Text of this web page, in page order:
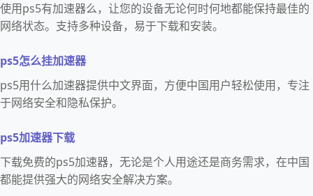
使用ps5有加速器么，让您的设备无论何时何地都能保持最佳的
网络状态。支持多种设备，易于下载和安装。
ps5怎么挂加速器
ps5用什么加速器提供中文界面，方便中国用户轻松使用，专注
于网络安全和隐私保护。
ps5加速器下载
下载免费的ps5加速器，无论是个人用途还是商务需求，在中国
都能提供强大的网络安全解决方案。